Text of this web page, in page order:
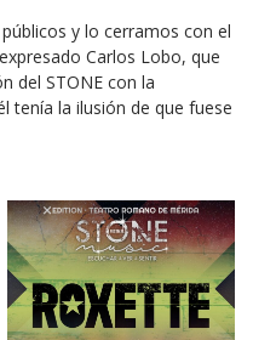
y lo cerramos con el
Carlos Lobo, que
del STONE con la
tenía la ilusión de que fuese